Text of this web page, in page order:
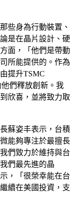
些身為行動裝置、
是在晶片設計、硬
面，「他們是帶動
所能提供的。作為
提升TSMC
們釋放創新。我
欣喜，並將致力取
蘇姿丰表示，台積
能夠專注於最擅長
們致力於維持與台
們最先進的晶
，「很榮幸能在台
續在美國投資，支